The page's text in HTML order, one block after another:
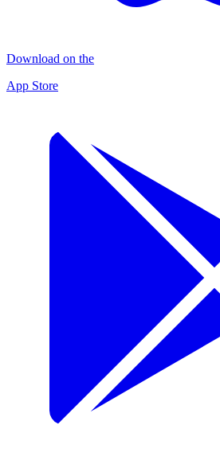
Download on the
App Store